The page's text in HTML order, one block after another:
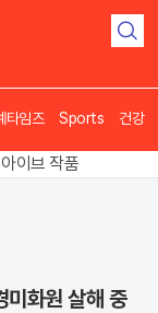
검
타임즈 Sports 건강
경선 요동
이브 작품
미화원 살해 중